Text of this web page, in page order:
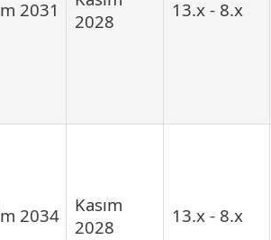
2031
2028
13.x - 8.x
2034
Kasım
2028
13.x - 8.x